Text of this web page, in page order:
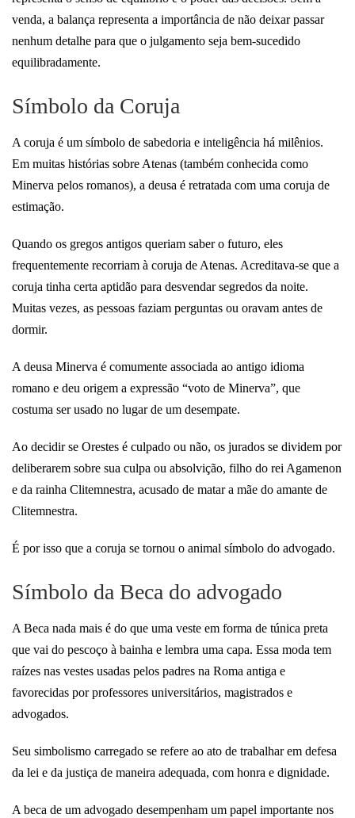
venda, a balança representa a importância de não deixar passar
nenhum detalhe para que o julgamento seja bem-sucedido
equilibradamente.
Símbolo da Coruja
A coruja é um símbolo de sabedoria e inteligência há milênios.
Em muitas histórias sobre Atenas (também conhecida como
Minerva pelos romanos), a deusa é retratada com uma coruja de
estimação.
Quando os gregos antigos queriam saber o futuro, eles
frequentemente recorriam à coruja de Atenas. Acreditava-se que a
coruja tinha certa aptidão para desvendar segredos da noite.
Muitas vezes, as pessoas faziam perguntas ou oravam antes de
dormir.
A deusa Minerva é comumente associada ao antigo idioma
romano e deu origem a expressão “voto de Minerva”, que
costuma ser usado no lugar de um desempate.
Ao decidir se Orestes é culpado ou não, os jurados se dividem por
deliberarem sobre sua culpa ou absolvição, filho do rei Agamenon
e da rainha Clitemnestra, acusado de matar a mãe do amante de
Clitemnestra.
É por isso que a coruja se tornou o animal símbolo do advogado.
Símbolo da Beca do advogado
A Beca nada mais é do que uma veste em forma de túnica preta
que vai do pescoço à bainha e lembra uma capa. Essa moda tem
raízes nas vestes usadas pelos padres na Roma antiga e
favorecidas por professores universitários, magistrados e
advogados.
Seu simbolismo carregado se refere ao ato de trabalhar em defesa
da lei e da justiça de maneira adequada, com honra e dignidade.
A beca de um advogado desempenham um papel importante nos